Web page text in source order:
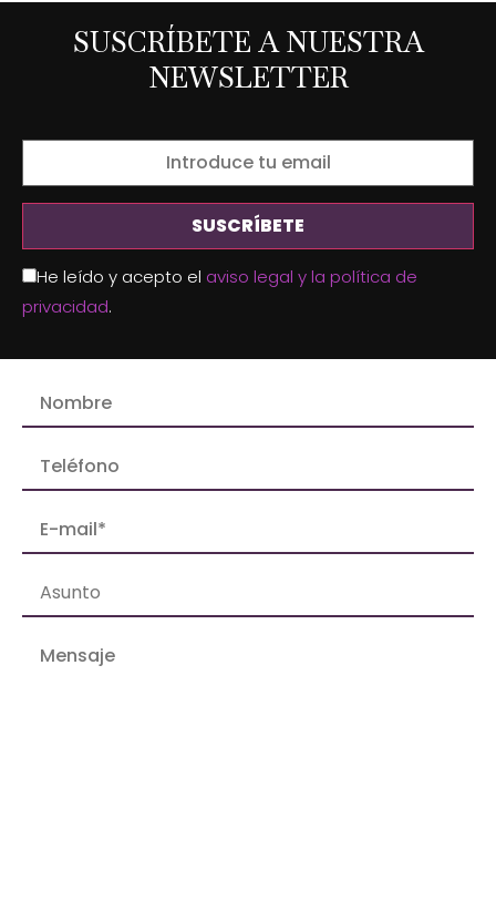
SUSCRÍBETE A NUESTRA
NEWSLETTER
He leído y acepto el aviso legal y la política de
privacidad.